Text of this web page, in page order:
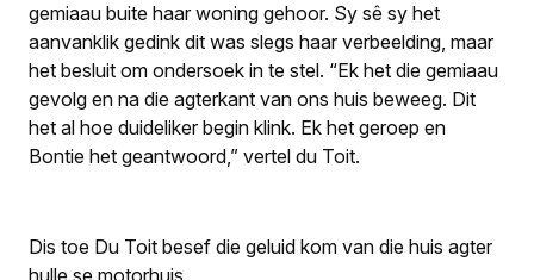
gemiaau buite haar woning gehoor. Sy sê sy het
aanvanklik gedink dit was slegs haar verbeelding, maar
het besluit om ondersoek in te stel. “Ek het die gemiaau
gevolg en na die agterkant van ons huis beweeg. Dit
het al hoe duideliker begin klink. Ek het geroep en
Bontie het geantwoord,” vertel du Toit.
Dis toe Du Toit besef die geluid kom van die huis agter
hulle se motorhuis.